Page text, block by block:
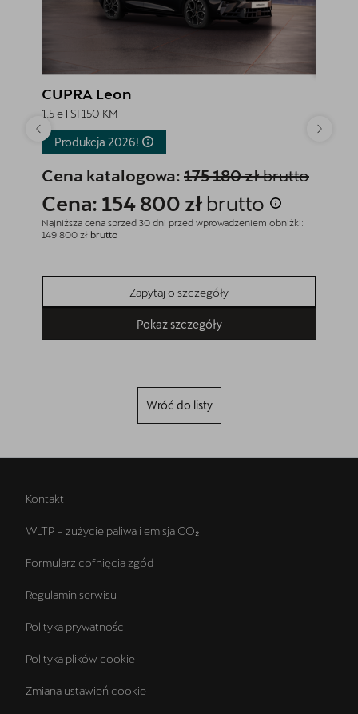
CUPRA Leon
1.5 eTSI 150 KM
Produkcja 2026!
Cena katalogowa: 175 180 złbrutto
Cena: 154 800 zł brutto
Najniższa cena sprzed 30 dni przed wprowadzeniem obniżki:
149 800 zł brutto
Zapytaj o szczegóły
Pokaż szczegóły
Wróć do listy
Kontakt
WLTP – zużycie paliwa i emisja CO₂
Formularz cofnięcia zgód
Regulamin serwisu
Polityka prywatności
Polityka plików cookie
Zmiana ustawień cookie